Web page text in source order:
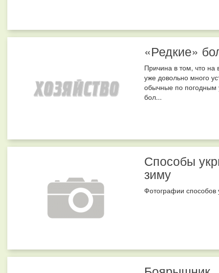
«Редкие»
Причина в том, что на
уже довольно много
обычные по погодным
бол...
Способы
зиму
Фотографии способов